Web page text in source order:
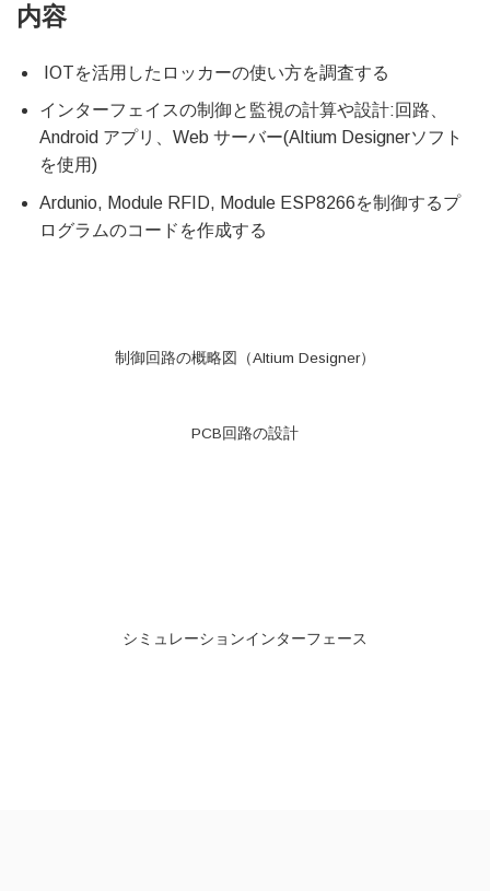
内容
IOTを活用したロッカーの使い方を調査する
インターフェイスの制御と監視の計算や設計:回路、
Android アプリ、Web サーバー(Altium Designerソフト
を使用)
Ardunio, Module RFID, Module ESP8266を制御するプ
ログラムのコードを作成する
制御回路の概略図（Altium Designer）
PCB回路の設計
シミュレーションインターフェース